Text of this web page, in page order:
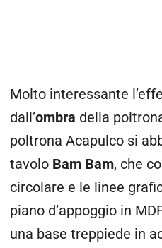
Molto interessante
dall’ombra della
poltrona Acapulco si
tavolo Bam Bam, che
circolare e le linee
piano d’appoggio in
una base treppiede in